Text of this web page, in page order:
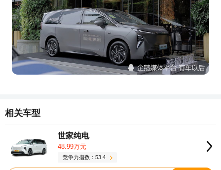
相关车型
世家纯电
48.99万元
竞争力指数：53.4